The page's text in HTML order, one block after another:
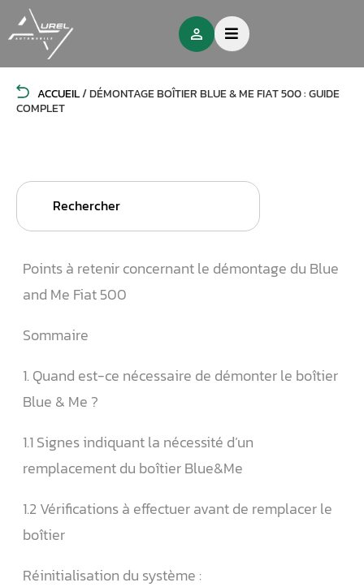
ACCUEIL/DÉMONTAGE BOÎTIER BLUE & ME FIAT 500 : GUIDE
COMPLET
Search
Points à retenir concernant le démontage du Blue
and Me Fiat 500
Sommaire
1. Quand est-ce nécessaire de démonter le boîtier
Blue & Me ?
1.1 Signes indiquant la nécessité d’un
remplacement du boîtier Blue&Me
1.2 Vérifications à effectuer avant de remplacer le
boîtier
Réinitialisation du système :